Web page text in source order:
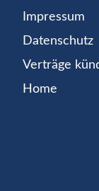
Impressum
Datenschutz
Verträge
Home